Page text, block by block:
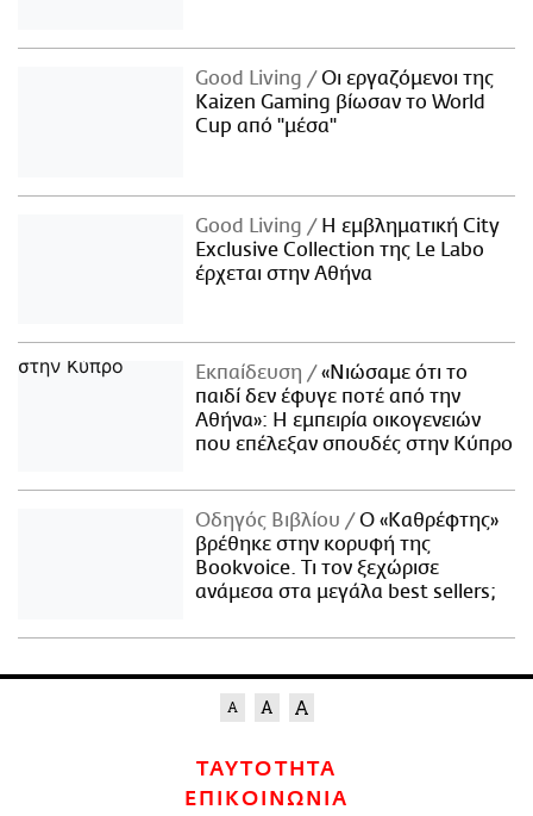
Good Living
Οι εργαζόμενοι της
Kaizen Gaming βίωσαν το World
Cup από "μέσα"
Good Living
Η εμβληματική City
Exclusive Collection της Le Labo
έρχεται στην Αθήνα
Εκπαίδευση
«Νιώσαμε ότι το
παιδί δεν έφυγε ποτέ από την
Αθήνα»: Η εμπειρία οικογενειών
που επέλεξαν σπουδές στην Κύπρο
Οδηγός Βιβλίου
Ο «Καθρέφτης»
βρέθηκε στην κορυφή της
Bookvoice. Τι τον ξεχώρισε
ανάμεσα στα μεγάλα best sellers;
ΤΑΥΤΟΤΗΤΑ
ΕΠΙΚΟΙΝΩΝΙΑ